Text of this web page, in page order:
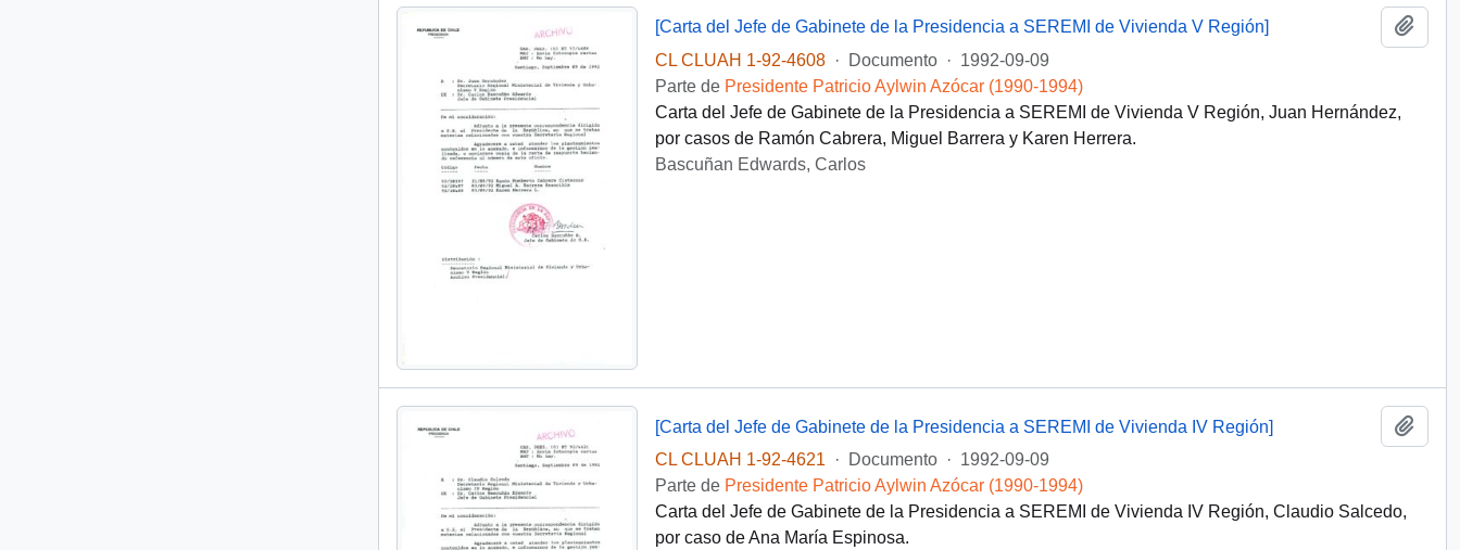
[Carta del Jefe de Gabinete de la Presidencia a SEREMI de Vivienda V Región]
CL CLUAH 1-92-4608
· Documento · 1992-09-09
Parte de Presidente Patricio Aylwin Azócar (1990-1994)
Carta del Jefe de Gabinete de la Presidencia a SEREMI de Vivienda V Región, Juan Hernández,
por casos de Ramón Cabrera, Miguel Barrera y Karen Herrera.
Bascuñan Edwards, Carlos
[Carta del Jefe de Gabinete de la Presidencia a SEREMI de Vivienda IV Región]
CL CLUAH 1-92-4621
· Documento · 1992-09-09
Parte de Presidente Patricio Aylwin Azócar (1990-1994)
Carta del Jefe de Gabinete de la Presidencia a SEREMI de Vivienda IV Región, Claudio Salcedo,
por caso de Ana María Espinosa.